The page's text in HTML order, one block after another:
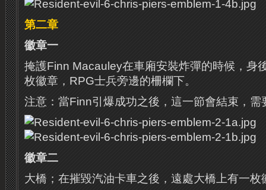
第二章
徽章一
掩護Finn Macauley在車廂安裝炸彈的時候，身
枚徽章，RPG士兵旁邊的柵欄下。
注意：當Finn引爆成功之後，這一節會結束，需
徽章二
大橋；在摧毀汽油卡車之後，遠處大橋上有一枚